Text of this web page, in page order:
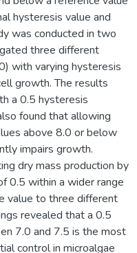
hysteresis value and
was conducted in two
three different
with varying hysteresis
growth. The results
a 0.5 hysteresis
found that allowing
above 8.0 or below
impairs growth.
dry mass production by
0.5 within a wider range
value to three different
revealed that a 0.5
7.0 and 7.5 is the most
control in microalgae